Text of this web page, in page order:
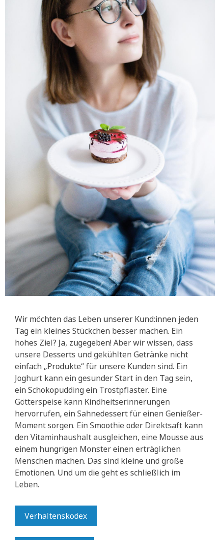
Wir möchten das Leben unserer Kund:innen jeden
Tag ein kleines Stückchen besser machen. Ein
hohes Ziel? Ja, zugegeben! Aber wir wissen, dass
unsere Desserts und gekühlten Getränke nicht
einfach „Produkte“ für unsere Kunden sind. Ein
Joghurt kann ein gesunder Start in den Tag sein,
ein Schokopudding ein Trostpflaster. Eine
Götterspeise kann Kindheitserinnerungen
hervorrufen, ein Sahnedessert für einen Genießer-
Moment sorgen. Ein Smoothie oder Direktsaft kann
den Vitaminhaushalt ausgleichen, eine Mousse aus
einem hungrigen Monster einen erträglichen
Menschen machen. Das sind kleine und große
Emotionen. Und um die geht es schließlich im
Leben.
Verhaltenskodex